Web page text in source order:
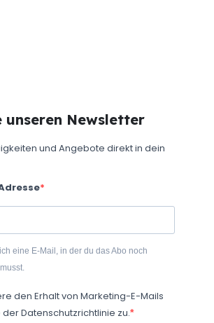
unseren Newsletter
und Angebote direkt in dein
eine E-Mail, in der du das Abo noch
den Erhalt von Marketing-E-Mails
Datenschutzrichtlinie zu.